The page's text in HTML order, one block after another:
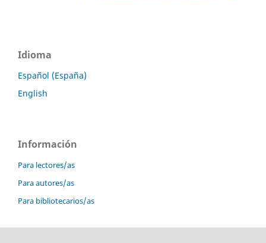
Idioma
Español (España)
English
Información
Para lectores/as
Para autores/as
Para bibliotecarios/as